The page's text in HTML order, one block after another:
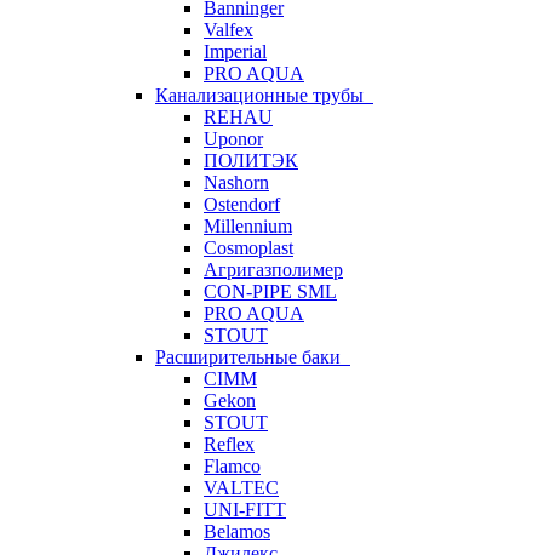
Banninger
Valfex
Imperial
PRO AQUA
Канализационные трубы
REHAU
Uponor
ПОЛИТЭК
Nashorn
Ostendorf
Millennium
Cosmoplast
Агригазполимер
CON-PIPE SML
PRO AQUA
STOUT
Расширительные баки
CIMM
Gekon
STOUT
Reflex
Flamco
VALTEC
UNI-FITT
Belamos